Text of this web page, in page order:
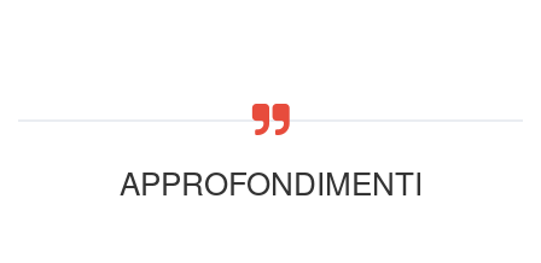
APPROFONDIMENTI